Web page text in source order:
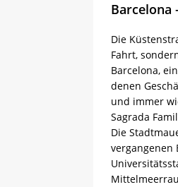
Barcelona
Die
Fahrt,
Barcelona,
denen
und immer
Sagrada
Die
vergangenen